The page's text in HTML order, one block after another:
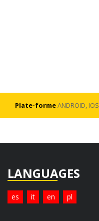
Plate-formeANDROID, IOS
LANGUAGES
es it en pl